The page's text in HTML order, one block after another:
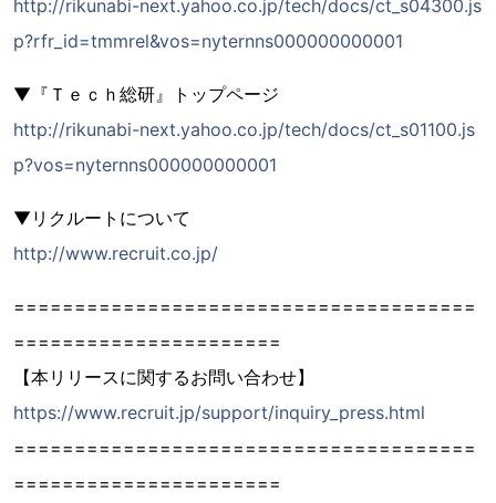
http://rikunabi-next.yahoo.co.jp/tech/docs/ct_s04300.js
p?rfr_id=tmmrel&vos=nyternns000000000001
▼『Ｔｅｃｈ総研』トップページ
http://rikunabi-next.yahoo.co.jp/tech/docs/ct_s01100.js
p?vos=nyternns000000000001
▼リクルートについて
http://www.recruit.co.jp/
======================================
======================
【本リリースに関するお問い合わせ】
https://www.recruit.jp/support/inquiry_press.html
======================================
======================